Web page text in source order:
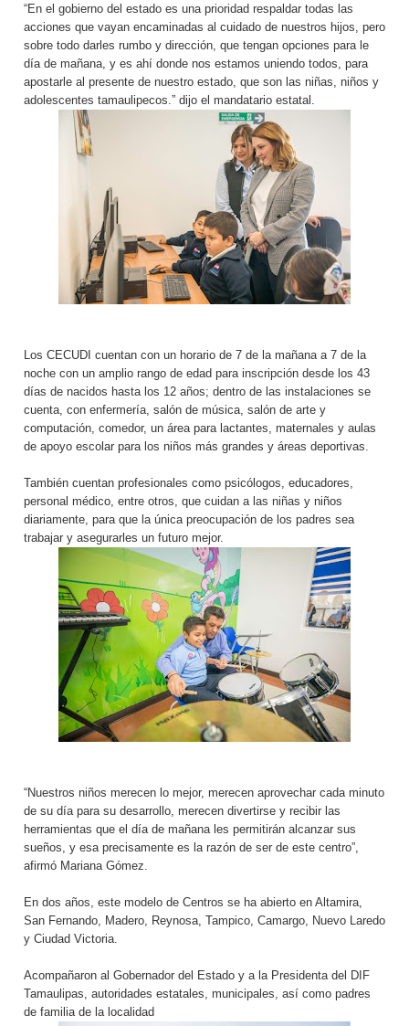
“En el gobierno del estado es una prioridad respaldar todas las
acciones que vayan encaminadas al cuidado de nuestros hijos, pero
sobre todo darles rumbo y dirección, que tengan opciones para le
día de mañana, y es ahí donde nos estamos uniendo todos, para
apostarle al presente de nuestro estado, que son las niñas, niños y
adolescentes tamaulipecos.” dijo el mandatario estatal.
Los CECUDI cuentan con un horario de 7 de la mañana a 7 de la
noche con un amplio rango de edad para inscripción desde los 43
días de nacidos hasta los 12 años; dentro de las instalaciones se
cuenta, con enfermería, salón de música, salón de arte y
computación, comedor, un área para lactantes, maternales y aulas
de apoyo escolar para los niños más grandes y áreas deportivas.
También cuentan profesionales como psicólogos, educadores,
personal médico, entre otros, que cuidan a las niñas y niños
diariamente, para que la única preocupación de los padres sea
trabajar y asegurarles un futuro mejor.
“Nuestros niños merecen lo mejor, merecen aprovechar cada minuto
de su día para su desarrollo, merecen divertirse y recibir las
herramientas que el día de mañana les permitirán alcanzar sus
sueños, y esa precisamente es la razón de ser de este centro”,
afirmó Mariana Gómez.
En dos años, este modelo de Centros se ha abierto en Altamira,
San Fernando, Madero, Reynosa, Tampico, Camargo, Nuevo Laredo
y Ciudad Victoria.
Acompañaron al Gobernador del Estado y a la Presidenta del DIF
Tamaulipas, autoridades estatales, municipales, así como padres
de familia de la localidad